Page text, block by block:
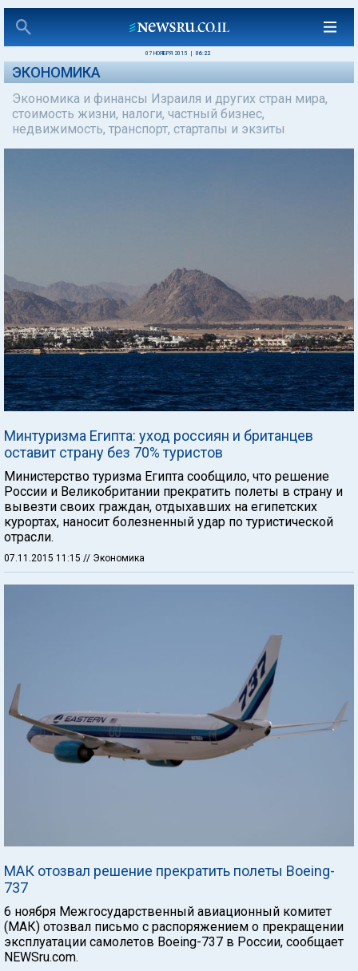
07 НОЯБРЯ 2015 06:22
ЭКОНОМИКА
Экономика и финансы Израиля и других стран мира,
стоимость жизни, налоги, частный бизнес,
недвижимость, транспорт, стартапы и экзиты
Минтуризма Египта: уход россиян и британцев
оставит страну без 70% туристов
Министерство туризма Египта сообщило, что решение
России и Великобритании прекратить полеты в страну и
вывезти своих граждан, отдыхавших на египетских
курортах, наносит болезненный удар по туристической
отрасли.
07.11.2015 11:15 // Экономика
МАК отозвал решение прекратить полеты Boeing-
737
6 ноября Межгосударственный авиационный комитет
(МАК) отозвал письмо с распоряжением о прекращении
эксплуатации самолетов Boeing-737 в России, сообщает
NEWSru.com.